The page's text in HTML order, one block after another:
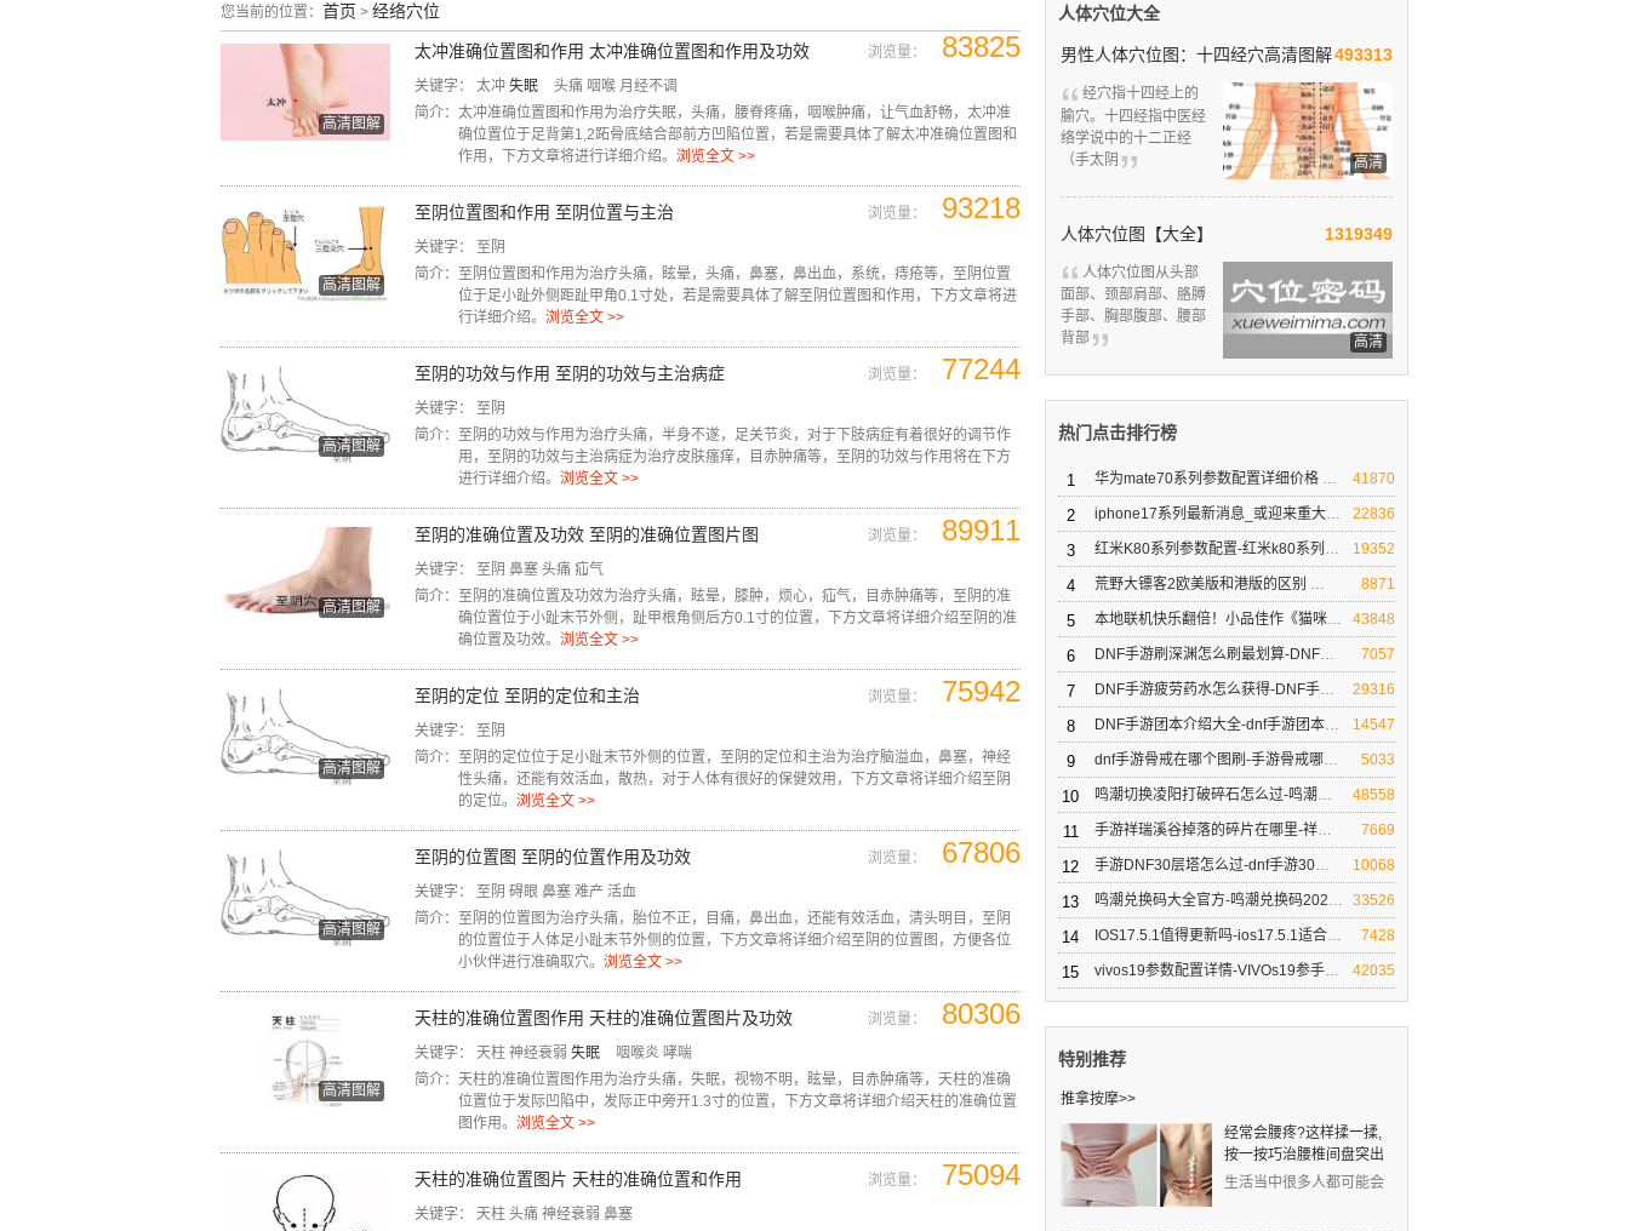
您当前的位置： 首页 > 经络穴位
高清图解
太冲准确位置图和作用 太冲准确位置图和作用及功效 浏览量： 83825
关键字： 太冲 失眠 头痛 咽喉 月经不调
简介： 太冲准确位置图和作用为治疗失眠，头痛，腰脊疼痛，咽喉肿痛，让气血舒畅，太冲准
确位置位于足背第1,2跖骨底结合部前方凹陷位置，若是需要具体了解太冲准确位置图和
作用，下方文章将进行详细介绍。 浏览全文 >>
高清图解
至阴位置图和作用 至阴位置与主治 浏览量： 93218
关键字： 至阴
简介： 至阴位置图和作用为治疗头痛，眩晕，头痛，鼻塞，鼻出血，系统，痔疮等，至阴位置
位于足小趾外侧距趾甲角0.1寸处，若是需要具体了解至阴位置图和作用，下方文章将进
行详细介绍。 浏览全文 >>
高清图解
至阴的功效与作用 至阴的功效与主治病症 浏览量： 77244
关键字： 至阴
简介： 至阴的功效与作用为治疗头痛，半身不遂，足关节炎，对于下肢病症有着很好的调节作
用，至阴的功效与主治病症为治疗皮肤瘙痒，目赤肿痛等，至阴的功效与作用将在下方
进行详细介绍。 浏览全文 >>
高清图解
至阴的准确位置及功效 至阴的准确位置图片图 浏览量： 89911
关键字： 至阴 鼻塞 头痛 疝气
简介： 至阴的准确位置及功效为治疗头痛，眩晕，膝肿，烦心，疝气，目赤肿痛等，至阴的准
确位置位于小趾末节外侧，趾甲根角侧后方0.1寸的位置，下方文章将详细介绍至阴的准
确位置及功效。 浏览全文 >>
高清图解
至阴的定位 至阴的定位和主治 浏览量： 75942
关键字： 至阴
简介： 至阴的定位位于足小趾末节外侧的位置，至阴的定位和主治为治疗脑溢血，鼻塞，神经
性头痛，还能有效活血，散热，对于人体有很好的保健效用，下方文章将详细介绍至阴
的定位。 浏览全文 >>
高清图解
至阴的位置图 至阴的位置作用及功效 浏览量： 67806
关键字： 至阴 碍眼 鼻塞 难产 活血
简介： 至阴的位置图为治疗头痛，胎位不正，目痛，鼻出血，还能有效活血，清头明目，至阴
的位置位于人体足小趾末节外侧的位置，下方文章将详细介绍至阴的位置图，方便各位
小伙伴进行准确取穴。 浏览全文 >>
高清图解
天柱的准确位置图作用 天柱的准确位置图片及功效 浏览量： 80306
关键字： 天柱 神经衰弱 失眠 咽喉炎 哮喘
简介： 天柱的准确位置图作用为治疗头痛，失眠，视物不明，眩晕，目赤肿痛等，天柱的准确
位置位于发际凹陷中，发际正中旁开1.3寸的位置，下方文章将详细介绍天柱的准确位置
图作用。 浏览全文 >>
天柱的准确位置图片 天柱的准确位置和作用 浏览量： 75094
关键字： 天柱 头痛 神经衰弱 鼻塞
人体穴位大全
男性人体穴位图：十四经穴高清图解493313
高清
经穴指十四经上的
腧穴。十四经指中医经
络学说中的十二正经
（手太阴
人体穴位图【大全】 1319349
高清
人体穴位图从头部
面部、颈部肩部、胳膊
手部、胸部腹部、腰部
背部
热门点击排行榜
1 华为mate70系列参数配置详细价格 华为mate70系列参数配置详细价格
41870
2 iphone17系列最新消息_或迎来重大调整 iphone17系列最新消息_或迎来重大调整
22836
3 红米K80系列参数配置-红米k80系列最新消息 红米K80系列参数配置-红米k80系列
19352
4 荒野大镖客2欧美版和港版的区别 荒野大镖客2欧美版和港版的区别
8871
5 本地联机快乐翻倍！小品佳作《猫咪斗恶龙3》登场 43848
6 DNF手游刷深渊怎么刷最划算-DNF手游刷深渊技I巧 7057
7 DNF手游疲劳药水怎么获得-DNF手游疲劳药水怎么用 29316
8 DNF手游团本介绍大全-dnf手游团本三个阶段奖励 14547
9 dnf手游骨戒在哪个图刷-手游骨戒哪里爆率高 dnf手游骨戒在哪个图刷-手游骨戒哪
5033
10 鸣潮切换凌阳打破碎石怎么过-鸣潮凌阳怎么打碎石头 48558
11 手游祥瑞溪谷掉落的碎片在哪里-祥瑞溪谷盒子能开出什么 7669
12 手游DNF30层塔怎么过-dnf手游30层塔绿怪怎么打的 10068
13 鸣潮兑换码大全官方-鸣潮兑换码2024最新合集 33526
14 IOS17.5.1值得更新吗-ios17.5.1适合哪些机型 7428
15 vivos19参数配置详情-VIVOs19参手机参数 vivos19参数配置详情-VIVOs19参手机
42035
特别推荐
推拿按摩>>
经常会腰疼?这样揉一揉,
按一按巧治腰椎间盘突出
生活当中很多人都可能会